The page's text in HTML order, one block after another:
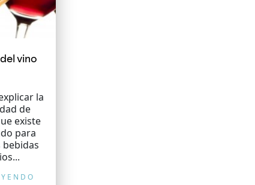
vino
la
de
existe
para